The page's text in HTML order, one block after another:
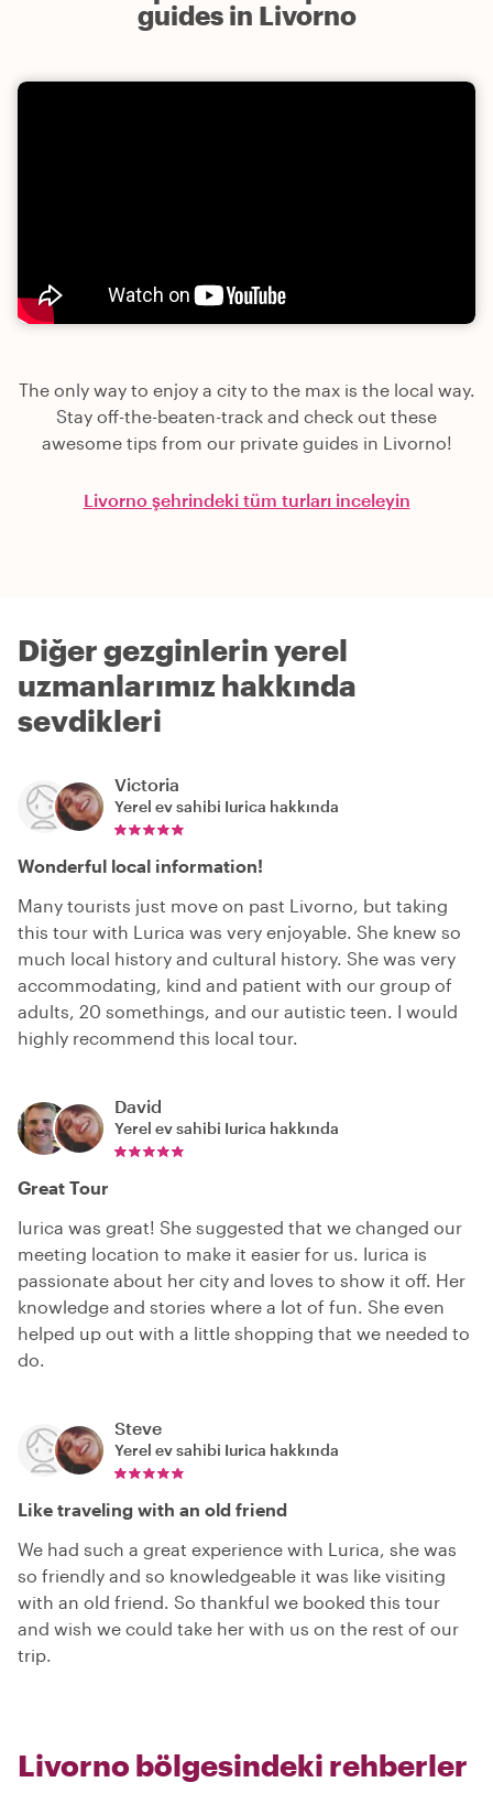
guides in Livorno
The only way to enjoy a city to the max is the local way.
Stay off-the-beaten-track and check out these
awesome tips from our private guides in Livorno!
Livorno şehrindeki tüm turları inceleyin
Diğer gezginlerin yerel
uzmanlarımız hakkında
sevdikleri
Victoria
Yerel ev sahibi Iurica hakkında
Wonderful local information!
Many tourists just move on past Livorno, but taking
this tour with Lurica was very enjoyable. She knew so
much local history and cultural history. She was very
accommodating, kind and patient with our group of
adults, 20 somethings, and our autistic teen. I would
highly recommend this local tour.
David
Yerel ev sahibi Iurica hakkında
Great Tour
Iurica was great! She suggested that we changed our
meeting location to make it easier for us. Iurica is
passionate about her city and loves to show it off. Her
knowledge and stories where a lot of fun. She even
helped up out with a little shopping that we needed to
do.
Steve
Yerel ev sahibi Iurica hakkında
Like traveling with an old friend
We had such a great experience with Lurica, she was
so friendly and so knowledgeable it was like visiting
with an old friend. So thankful we booked this tour
and wish we could take her with us on the rest of our
trip.
Livorno bölgesindeki rehberler